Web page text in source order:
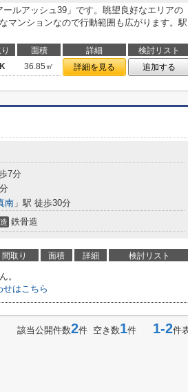
ルアッシュ39」です。眺望良好なエリアの
マンションなので行動範囲も広がります。駅
面積 詳細
検討リスト
36.85㎡ 詳細を見る 追加する
7分
南 」駅 徒歩30分
鉄骨造
間取り 面積 詳細 検討リスト
。
はこちら
該当公開件数2件 空き数1件 1-2件